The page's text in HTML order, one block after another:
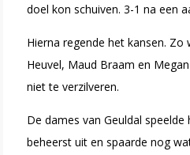
doel kon schuiven. 3-1 na een
Hierna regende het kansen. Zo
Heuvel, Maud Braam en
niet te verzilveren.
De dames van Geuldal
beheerst uit en spaarde nog